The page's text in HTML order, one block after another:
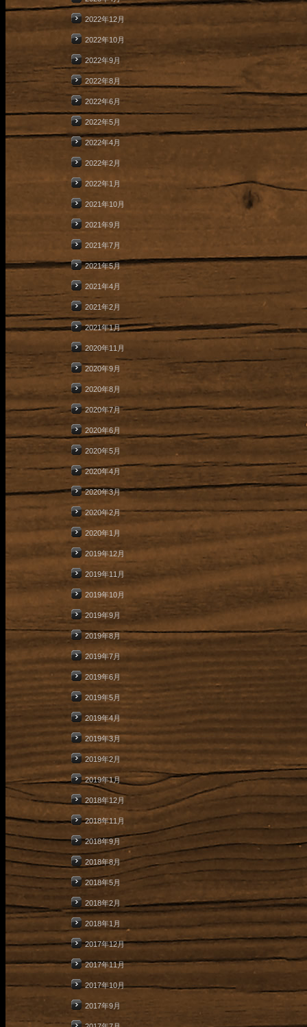
2022年12月
2022年10月
2022年9月
2022年8月
2022年6月
2022年5月
2022年4月
2022年2月
2022年1月
2021年10月
2021年9月
2021年7月
2021年5月
2021年4月
2021年2月
2021年1月
2020年11月
2020年9月
2020年8月
2020年7月
2020年6月
2020年5月
2020年4月
2020年3月
2020年2月
2020年1月
2019年12月
2019年11月
2019年10月
2019年9月
2019年8月
2019年7月
2019年6月
2019年5月
2019年4月
2019年3月
2019年2月
2019年1月
2018年12月
2018年11月
2018年9月
2018年8月
2018年5月
2018年2月
2018年1月
2017年12月
2017年11月
2017年10月
2017年9月